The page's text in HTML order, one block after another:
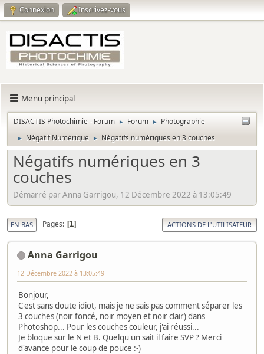
Connexion Inscrivez-vous
Menu principal
DISACTIS Photochimie - Forum ► Forum ► Photographie
► Négatif Numérique ► Négatifs numériques en 3 couches
Négatifs numériques en 3
couches
Démarré par Anna Garrigou, 12 Décembre 2022 à 13:05:49
EN BAS Pages 1 ACTIONS DE L'UTILISATEUR
Anna Garrigou
12 Décembre 2022 à 13:05:49
Bonjour,
C'est sans doute idiot, mais je ne sais pas comment séparer les
3 couches (noir foncé, noir moyen et noir clair) dans
Photoshop... Pour les couches couleur, j'ai réussi...
Je bloque sur le N et B. Quelqu'un sait il faire SVP ? Merci
d'avance pour le coup de pouce :-)